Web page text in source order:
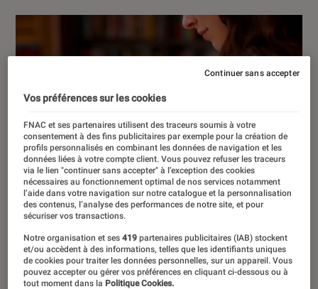
Vos préférences sur les cookies
FNAC et ses partenaires utilisent des traceurs soumis à votre
consentement à des fins publicitaires par exemple pour la création de
profils personnalisés en combinant les données de navigation et les
données liées à votre compte client. Vous pouvez refuser les traceurs
via le lien "continuer sans accepter" à l’exception des cookies
nécessaires au fonctionnement optimal de nos services notamment
l’aide dans votre navigation sur notre catalogue et la personnalisation
des contenus, l’analyse des performances de notre site, et pour
sécuriser vos transactions.
Notre organisation et ses419 partenaires publicitaires (IAB) stockent
et/ou accèdent à des informations, telles que les identifiants uniques
de cookies pour traiter les données personnelles, sur un appareil. Vous
pouvez accepter ou gérer vos préférences en cliquant ci-dessous ou à
tout moment dans la Politique Cookies.
Continuer sans accepter